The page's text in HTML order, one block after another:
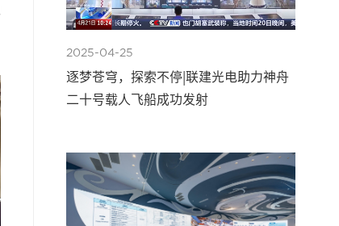
2025-04-25
逐梦苍穹，探索不停|联建光电助力神舟
二十号载人飞船成功发射